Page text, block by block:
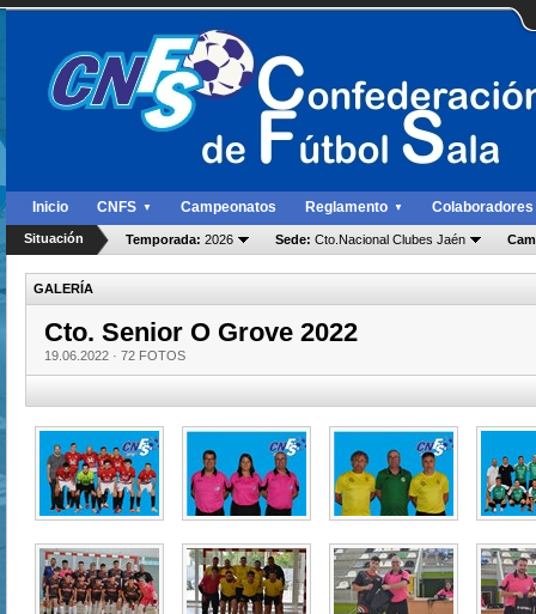
Inicio CNFS ▼ Campeonatos Reglamento ▼ Colaboradores
Situación Temporada: 2026 Sede: Cto.Nacional Clubes Jaén
GALERÍA
Cto. Senior O Grove 2022
19.06.2022 · 72 FOTOS